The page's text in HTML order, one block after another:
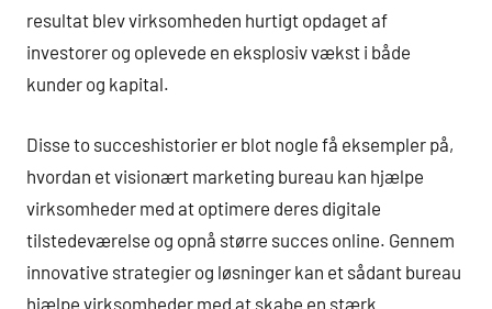
resultat blev virksomheden hurtigt opdaget af
investorer og oplevede en eksplosiv vækst i både
kunder og kapital.
Disse to succeshistorier er blot nogle få eksempler på,
hvordan et visionært marketing bureau kan hjælpe
virksomheder med at optimere deres digitale
tilstedeværelse og opnå større succes online. Gennem
innovative strategier og løsninger kan et sådant bureau
hjælpe virksomheder med at skabe en stærk